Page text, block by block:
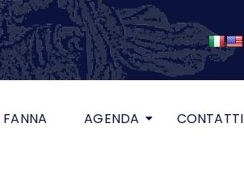
FANNA AGENDA CONTATTI